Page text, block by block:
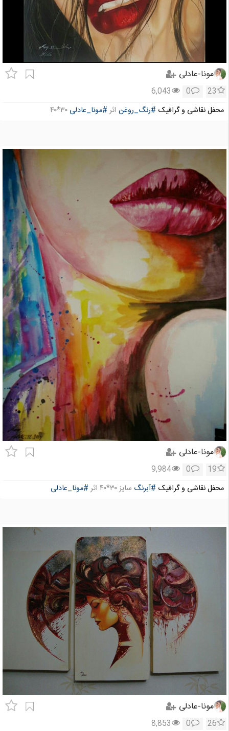
مونا-عادلی
23
0
6,043
محفل نقاشی و گرافیک #رنگ_روغن اثر#مونا_عادلی
مونا-عادلی
19
0
9,984
محفل نقاشی و گرافیک #آبرنگ سایز ۳۰*۴۰ اثر #مونا_عادلی
مونا-عادلی
26
0
8,853